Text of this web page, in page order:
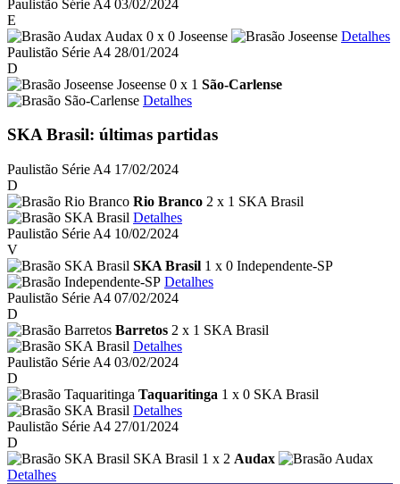
Paulistão Série A4 03/02/2024
E
Audax 0 x 0 Joseense
Detalhes
Paulistão Série A4 28/01/2024
D
Joseense 0 x 1 São-Carlense
Detalhes
SKA Brasil: últimas partidas
Paulistão Série A4 17/02/2024
D
Rio Branco 2 x 1 SKA Brasil
Detalhes
Paulistão Série A4 10/02/2024
V
SKA Brasil 1 x 0 Independente-SP
Detalhes
Paulistão Série A4 07/02/2024
D
Barretos 2 x 1 SKA Brasil
Detalhes
Paulistão Série A4 03/02/2024
D
Taquaritinga 1 x 0 SKA Brasil
Detalhes
Paulistão Série A4 27/01/2024
D
SKA Brasil 1 x 2 Audax
Detalhes